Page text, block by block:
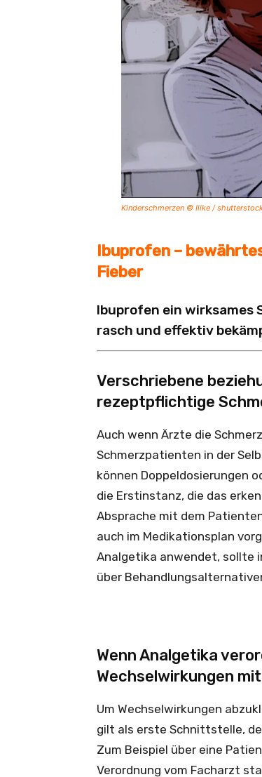
Kinderschmerzen © Ilike /
Ibuprofen –
Fieber
Ibuprofen ein wirksames
rasch und effektiv
Verschriebene
rezeptpflichtige
Auch wenn Ärzte die
Schmerzpatienten in der
können Doppeldosierungen
die Erstinstanz, die das
Absprache mit dem
auch im Medikationsplan
Analgetika anwendet, sollte
über
Wenn Analgetika
Wechselwirkungen
Um Wechselwirkungen
gilt als erste Schnittstelle,
Zum Beispiel über eine
Verordnung vom Facharzt